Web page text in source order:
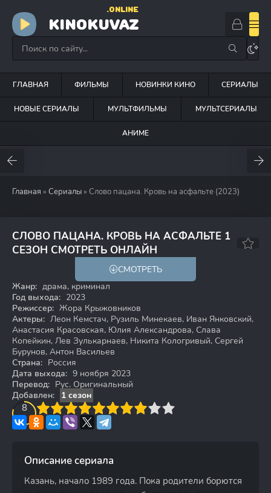
KINOKUVAZ
.ONLINE
ГЛАВНАЯ ФИЛЬМЫ НОВИНКИ КИНО СЕРИАЛЫ
НОВЫЕ СЕРИАЛЫ МУЛЬТФИЛЬМЫ МУЛЬТСЕРИАЛЫ
АНИМЕ
Главная » Сериалы » Слово пацана. Кровь на асфальте (2023)
СЛОВО ПАЦАНА. КРОВЬ НА АСФАЛЬТЕ 1
СЕЗОН СМОТРЕТЬ ОНЛАЙН
8.1 7.6
СМОТРЕТЬ
Жанр: драма, криминал
Год выхода: 2023
Режиссер: Жора Крыжовников
Актеры: Леон Кемстач, Рузиль Минекаев, Иван Янковский,
Анастасия Красовская, Юлия Александрова, Слава
Копейкин, Лев Зулькарнаев, Никита Кологривый, Сергей
Бурунов, Антон Васильев
Страна: Россия
Дата выхода: 9 ноября 2023
Перевод: Рус. Оригинальный
Добавлен:
1 сезон
8
4 5 6 7 8 9 10
Описание сериала
Казань, начало 1989 года. Пока родители борются